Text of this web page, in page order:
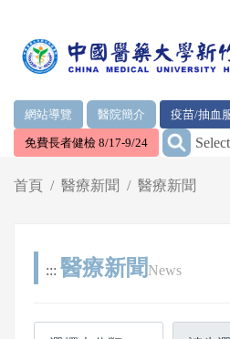
網站導覽 醫院簡介 疫苗/抽血
免費長者健檢 8/17-9/24 :::
首頁 醫療新聞 醫療新聞
::: 醫療新聞 News